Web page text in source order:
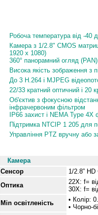
Робоча температура від -40
Камера з 1/2.8" CMOS
1920 x 1080)
360° панорамний огляд
Висока якість зображення з
До 3 H.264 і MJPEG
22/33 кратний оптичний і 20
Об'єктив з фокусною
інфрачервоним фільтром
IP66 захист і NEMA Type
Підтримка NTCIP 1 205 для
Управління PTZ вручну або
Камера
Сенсор
1/2.8”
Оптика
22X: f=
30X: f=
Min освітленість
• Колір:
• Чорно-